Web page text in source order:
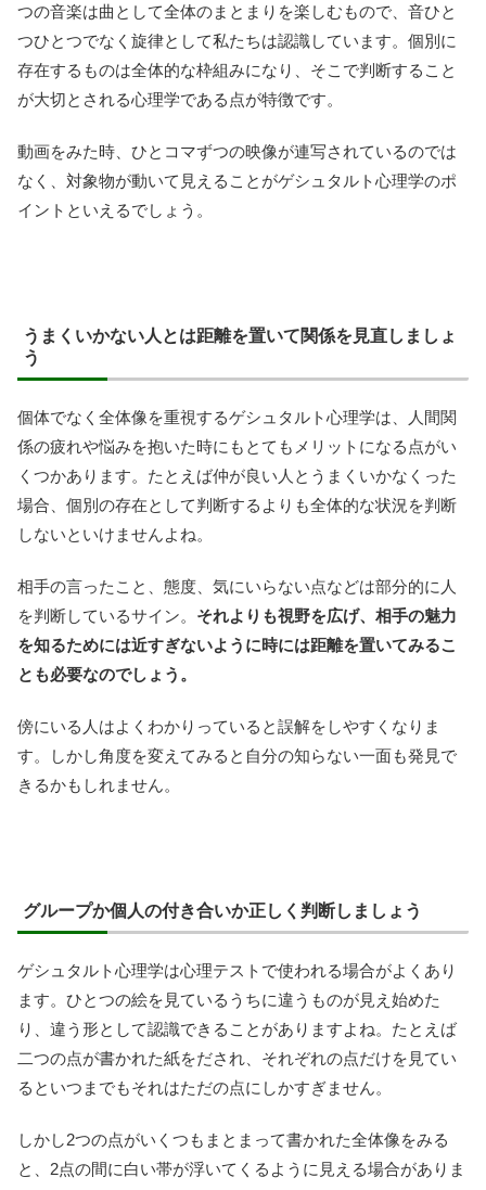
つの音楽は曲として全体のまとまりを楽しむもので、音ひと
つひとつでなく旋律として私たちは認識しています。個別に
存在するものは全体的な枠組みになり、そこで判断すること
が大切とされる心理学である点が特徴です。
動画をみた時、ひとコマずつの映像が連写されているのでは
なく、対象物が動いて見えることがゲシュタルト心理学のポ
イントといえるでしょう。
うまくいかない人とは距離を置いて関係を見直しましょ
う
個体でなく全体像を重視するゲシュタルト心理学は、人間関
係の疲れや悩みを抱いた時にもとてもメリットになる点がい
くつかあります。たとえば仲が良い人とうまくいかなくった
場合、個別の存在として判断するよりも全体的な状況を判断
しないといけませんよね。
相手の言ったこと、態度、気にいらない点などは部分的に人
を判断しているサイン。 それよりも視野を広げ、相手の魅力
を知るためには近すぎないように時には距離を置いてみるこ
とも必要なのでしょう。
傍にいる人はよくわかりっていると誤解をしやすくなりま
す。しかし角度を変えてみると自分の知らない一面も発見で
きるかもしれません。
グループか個人の付き合いか正しく判断しましょう
ゲシュタルト心理学は心理テストで使われる場合がよくあり
ます。ひとつの絵を見ているうちに違うものが見え始めた
り、違う形として認識できることがありますよね。たとえば
二つの点が書かれた紙をだされ、それぞれの点だけを見てい
るといつまでもそれはただの点にしかすぎません。
しかし2つの点がいくつもまとまって書かれた全体像をみる
と、2点の間に白い帯が浮いてくるように見える場合がありま